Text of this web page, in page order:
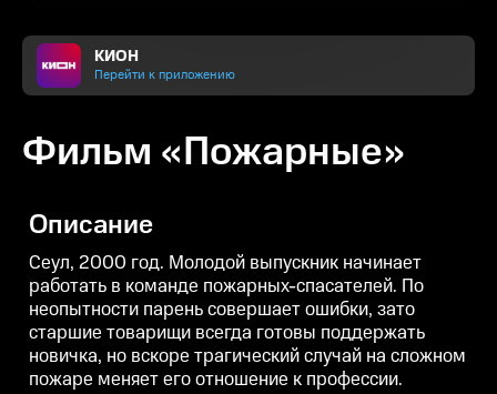
КИОН
Перейти к приложению
Фильм «Пожарные»
Описание
Сеул, 2000 год. Молодой выпускник начинает
работать в команде пожарных-спасателей. По
неопытности парень совершает ошибки, зато
старшие товарищи всегда готовы поддержать
новичка, но вскоре трагический случай на сложном
пожаре меняет его отношение к профессии.